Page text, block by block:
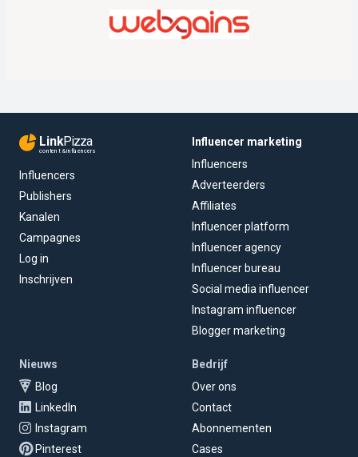
LinkPizza
content & influencers
Influencers
Publishers
Kanalen
Campagnes
Log in
Inschrijven
Influencer marketing
Influencers
Adverteerders
Affiliates
Influencer platform
Influencer agency
Influencer bureau
Social media influencer
Instagram influencer
Blogger marketing
Nieuws
Blog
LinkedIn
Instagram
Pinterest
Bedrijf
Over ons
Contact
Abonnementen
Cases